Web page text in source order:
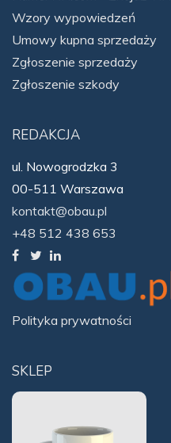
SKLEP
Wzory wypowiedzeń
Umowy kupna sprzedaży
Zgłoszenie sprzedaży
Zgłoszenie szkody
REDAKCJA
ul. Nowogrodzka 3
00-511 Warszawa
kontakt@obau.pl
+48 512 438 653
Polityka prywatności